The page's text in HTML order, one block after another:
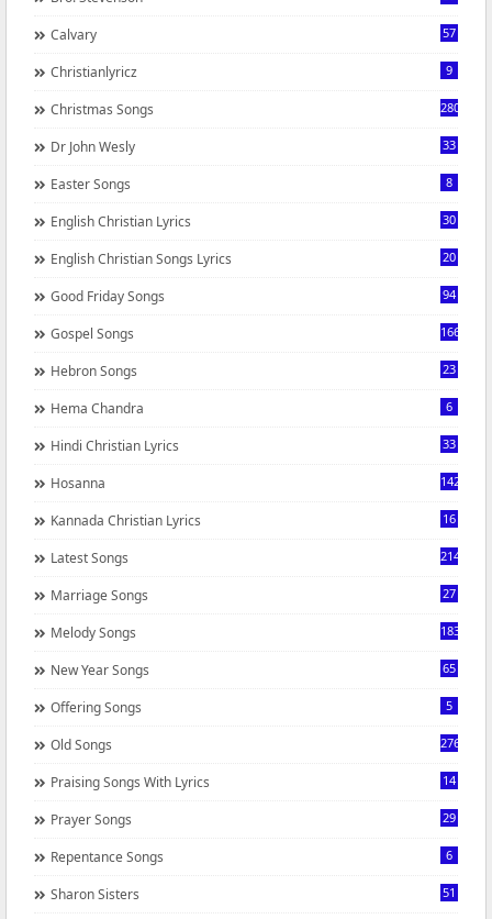
Calvary 57
Christianlyricz 9
Christmas Songs 280
Dr John Wesly 33
Easter Songs 8
English Christian Lyrics 30
English Christian Songs Lyrics 20
Good Friday Songs 94
Gospel Songs 166
Hebron Songs 23
Hema Chandra 6
Hindi Christian Lyrics 33
Hosanna 142
Kannada Christian Lyrics 16
Latest Songs 214
Marriage Songs 27
Melody Songs 183
New Year Songs 65
Offering Songs 5
Old Songs 276
Praising Songs With Lyrics 14
Prayer Songs 29
Repentance Songs 6
Sharon Sisters 51